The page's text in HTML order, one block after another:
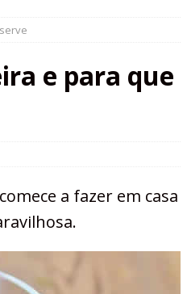
e para que
a fazer em casa